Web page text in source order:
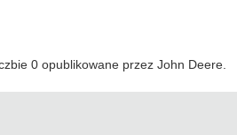
0 opublikowane przez John Deere.